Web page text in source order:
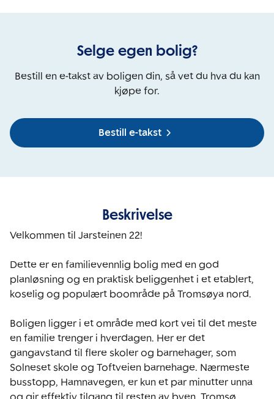
Selge egen bolig?
Bestill en e-takst av boligen din, så vet du hva du kan
kjøpe for.
Bestill e-takst
Beskrivelse
Velkommen til Jarsteinen 22!
Dette er en familievennlig bolig med en god
planløsning og en praktisk beliggenhet i et etablert,
koselig og populært boområde på Tromsøya nord.
Boligen ligger i et område med kort vei til det meste
en familie trenger i hverdagen. Her er det
gangavstand til flere skoler og barnehager, som
Solneset skole og Toftveien barnehage. Nærmeste
busstopp, Hamnavegen, er kun et par minutter unna